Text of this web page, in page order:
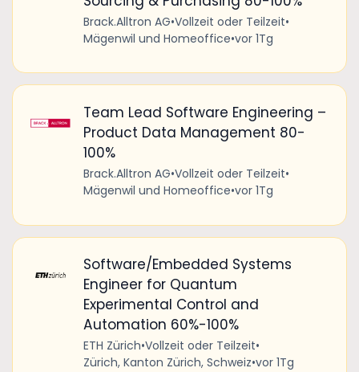
Brack.Alltron AG•Vollzeit oder Teilzeit•
Mägenwil und Homeoffice•vor 1Tg
Team Lead Software Engineering –
Product Data Management 80-
100%
Brack.Alltron AG•Vollzeit oder Teilzeit•
Mägenwil und Homeoffice•vor 1Tg
Software/Embedded Systems
Engineer for Quantum
Experimental Control and
Automation 60%-100%
ETH Zürich•Vollzeit oder Teilzeit•
Zürich, Kanton Zürich, Schweiz•vor 1Tg